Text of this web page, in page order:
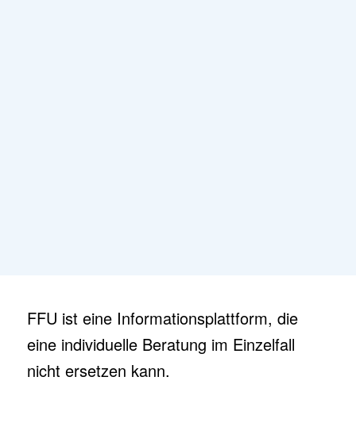
FFU ist eine Informationsplattform, die
eine individuelle Beratung im Einzelfall
nicht ersetzen kann.